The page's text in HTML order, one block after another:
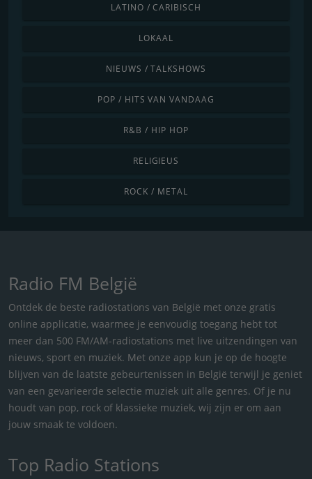
LATINO / CARIBISCH
LOKAAL
NIEUWS / TALKSHOWS
POP / HITS VAN VANDAAG
R&B / HIP HOP
RELIGIEUS
ROCK / METAL
Radio FM België
Ontdek de beste radiostations van België met onze gratis
online applicatie, waarmee je eenvoudig toegang hebt tot
meer dan 500 FM/AM-radiostations met live uitzendingen van
nieuws, sport en muziek. Met onze app kun je op de hoogte
blijven van de laatste gebeurtenissen in België terwijl je geniet
van een gevarieerde selectie muziek uit alle genres. Of je nu
houdt van pop, rock of klassieke muziek, wij zijn er om aan
jouw smaak te voldoen.
Top Radio Stations